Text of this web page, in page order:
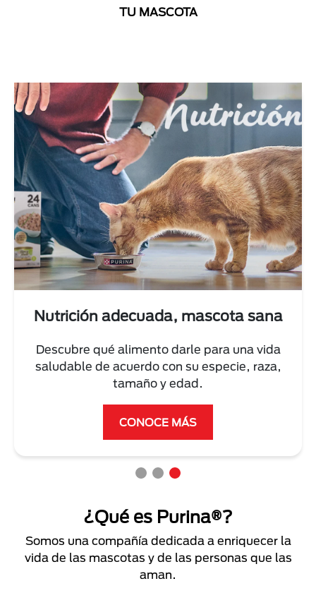
Next
TU MASCOTA
Nutrición adecuada, mascota sana
Descubre qué alimento darle para una vida
saludable de acuerdo con su especie, raza,
tamaño y edad.
CONOCE MÁS
¿Qué es Purina®?
Somos una compañía dedicada a enriquecer la
vida de las mascotas y de las personas que las
aman.